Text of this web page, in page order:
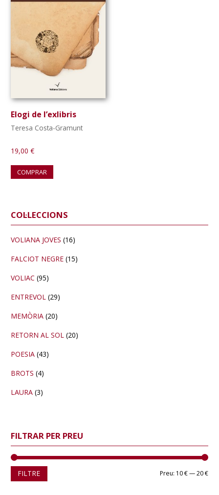
Elogi de l’exlibris
Teresa Costa-Gramunt
19,00€
COMPRAR
Barra
lateral
primària
COL·LECCIONS
VOLIANA JOVES (16)
FALCIOT NEGRE (15)
VOLIAC (95)
ENTREVOL (29)
MEMÒRIA (20)
RETORN AL SOL (20)
POESIA (43)
BROTS (4)
LAURA (3)
FILTRAR PER PREU
FILTRE Preu: 10 €—20 €